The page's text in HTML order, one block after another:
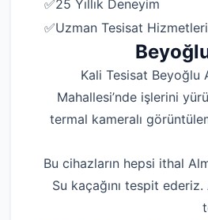
✅25 Yıllık Deneyim
✅Uzman Tesisat Hizmetleri
Kali Tesisat Beyoğlu
Mahallesi’nde işlerini
termal kameralı
Bu cihazların hepsi ithal
Su kaçağını tespit